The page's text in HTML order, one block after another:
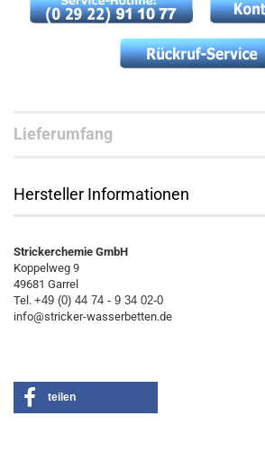
Lieferumfang
Hersteller Informationen
Strickerchemie GmbH
Koppelweg 9
49681 Garrel
Tel. +49 (0) 44 74 - 9 34 02-0
info@stricker-wasserbetten.de
teilen